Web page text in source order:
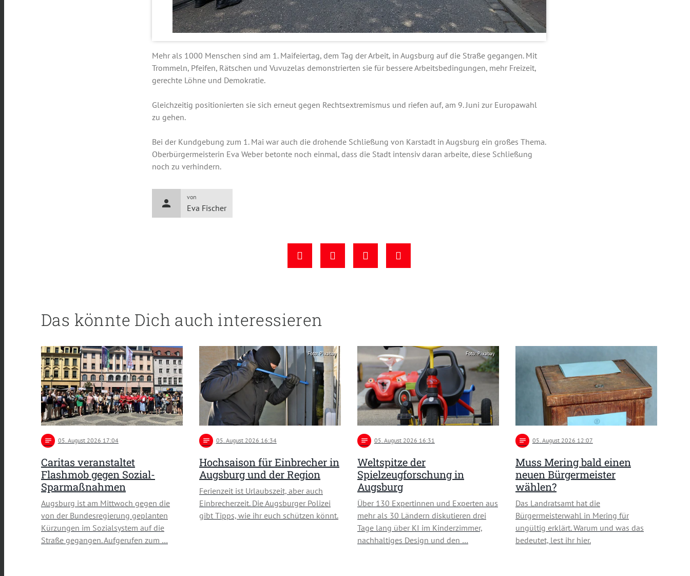
Mehr als 1000 Menschen sind am 1. Maifeiertag, dem Tag der Arbeit, in Augsburg auf die Straße gegangen. Mit
Trommeln, Pfeifen, Rätschen und Vuvuzelas demonstrierten sie für bessere Arbeitsbedingungen, mehr Freizeit,
gerechte Löhne und Demokratie.
Gleichzeitig positionierten sie sich erneut gegen Rechtsextremismus und riefen auf, am 9. Juni zur Europawahl
zu gehen.
Bei der Kundgebung zum 1. Mai war auch die drohende Schließung von Karstadt in Augsburg ein großes Thema.
Oberbürgermeisterin Eva Weber betonte noch einmal, dass die Stadt intensiv daran arbeite, diese Schließung
noch zu verhindern.
person
von
Eva Fischer
Das könnte Dich auch interessieren
notes 05. August 2026 17:04
Caritas veranstaltet
Flashmob gegen Sozial-
Sparmaßnahmen
Augsburg ist am Mittwoch gegen die
von der Bundesregierung geplanten
Kürzungen im Sozialsystem auf die
Straße gegangen. Aufgerufen zum …
Foto: Pixabay
notes 05. August 2026 16:34
Hochsaison für Einbrecher in
Augsburg und der Region
Ferienzeit ist Urlaubszeit, aber auch
Einbrecherzeit. Die Augsburger Polizei
gibt Tipps, wie ihr euch schützen könnt.
Foto: Pixabay
notes 05. August 2026 16:31
Weltspitze der
Spielzeugforschung in
Augsburg
Über 130 Expertinnen und Experten aus
mehr als 30 Ländern diskutieren drei
Tage lang über KI im Kinderzimmer,
nachhaltiges Design und den …
notes 05. August 2026 12:07
Muss Mering bald einen
neuen Bürgermeister
wählen?
Das Landratsamt hat die
Bürgermeisterwahl in Mering für
ungültig erklärt. Warum und was das
bedeutet, lest ihr hier.